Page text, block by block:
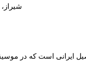
شیراز،
ایرانی است که در